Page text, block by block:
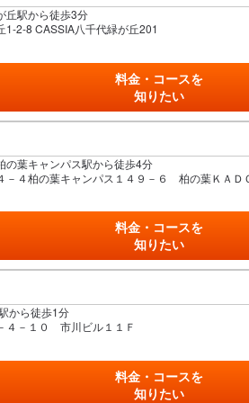
丘駅から徒歩3分
1-2-8 CASSIA八千代緑が丘201
料金・コースを
知りたい
の葉キャンパス駅から徒歩4分
－４柏の葉キャンパス１４９－６ 柏の葉ＫＡＤ
料金・コースを
知りたい
から徒歩1分
４－１０ 市川ビル１１Ｆ
料金・コースを
知りたい